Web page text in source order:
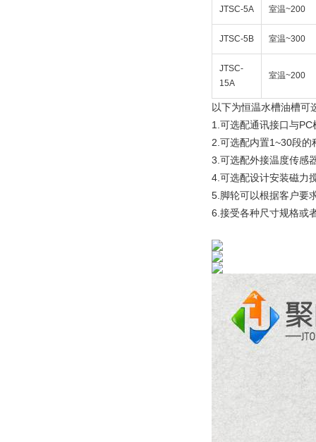
JTSC-5A 室温~200
JTSC-5B 室温~300
JTSC-
15A
室温~200
以下为恒温水槽油槽可
1.可选配通讯接口与PC
2.可选配内置1~30段的
3.可选配外接温度传感
4.可选配设计安装磁力
5.脚轮可以根据客户要
6.接受各种尺寸规格或